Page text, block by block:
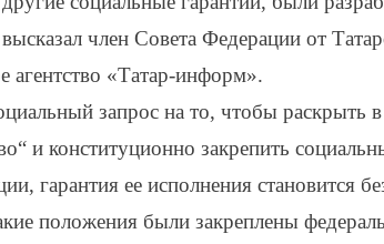
член Совета Федерации от
«Татар-информ».
запрос на то, чтобы раскрыть
и конституционно закрепить
гарантия ее исполнения становится
положения были закреплены